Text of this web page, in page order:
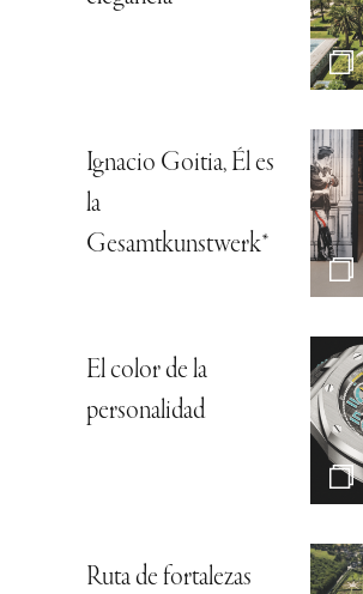
Ignacio Goitia, Él es
la
Gesamtkunstwerk*
El color de la
personalidad
Ruta de fortalezas